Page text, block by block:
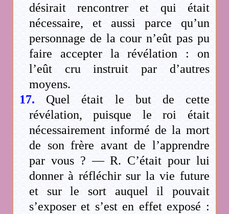
désirait rencontrer et qui était
nécessaire, et aussi parce qu’un
personnage de la cour n’eût pas pu
faire accepter la révélation : on
l’eût cru instruit par d’autres
moyens.
17. Quel était le but de cette
révélation, puisque le roi était
nécessairement informé de la mort
de son frère avant de l’apprendre
par vous ? — R. C’était pour lui
donner à réfléchir sur la vie future
et sur le sort auquel il pouvait
s’exposer et s’est en effet exposé :